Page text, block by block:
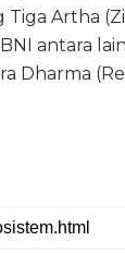
Tiga Artha
antara
Dharma